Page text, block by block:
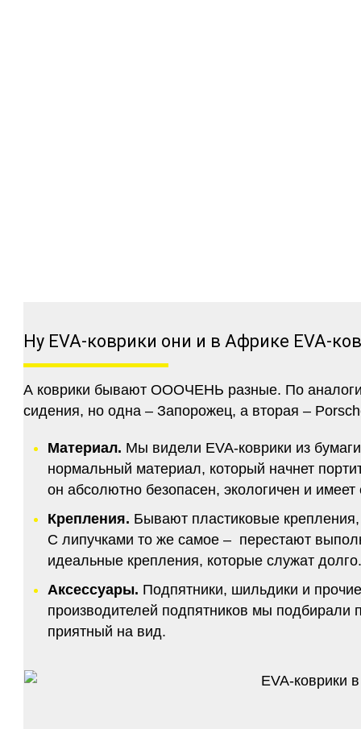
Ну EVA-коврики они и в Африке EVA-
А коврики бывают ОООЧЕНЬ разные. По
сидения, но одна – Запорожец, а вторая –
Материал. Мы видели EVA-коврики из
нормальный материал, который начнет
он абсолютно безопасен, экологичен и
Крепления. Бывают пластиковые
С липучками то же самое – перестают
идеальные крепления, которые служат
Аксессуары. Подпятники, шильдики и
производителей подпятников мы подбирали
приятный на вид.